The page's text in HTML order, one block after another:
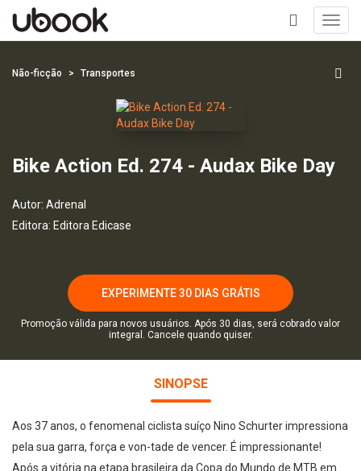
+
Não-ficção Transportes
Bike Action Ed. 274 - Audax Bike Day
Autor: Adrenal
Editora: Editora Edicase
EXPERIMENTE 30 DIAS GRÁTIS
Promoção válida para novos usuários. Após 30 dias, será cobrado valor
integral. Cancele quando quiser.
SINOPSE
Aos 37 anos, o fenomenal ciclista suíço Nino Schurter impressiona
pela sua garra, força e von-tade de vencer. É impressionante!
Após a vitória na etapa brasileira da Copa do Mundo de MTB em